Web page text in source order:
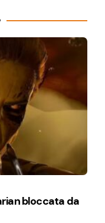
bloccata da